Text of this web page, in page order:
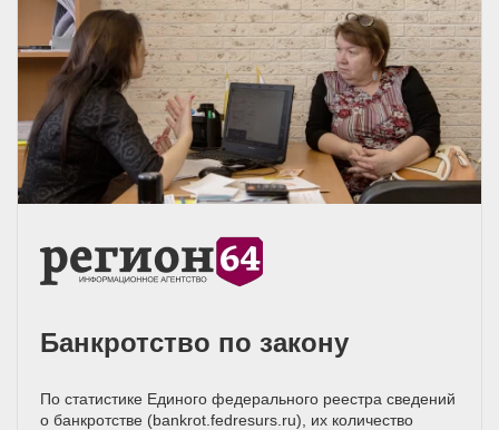
Банкротство по закону
По статистике Единого федерального реестра сведений
о банкротстве (bankrot.fedresurs.ru), их количество